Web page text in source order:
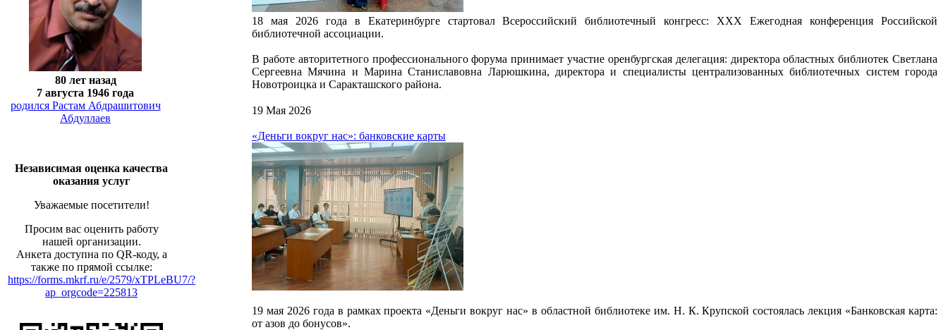
80 лет назад
7 августа 1946 года
родился Растам Абдрашитович
Абдуллаев
Независимая оценка качества
оказания услуг
Уважаемые посетители!
Просим вас оценить работу
нашей организации.
Анкета доступна по QR-коду, а
также по прямой ссылке:
https://forms.mkrf.ru/e/2579/xTPLeBU7/?
ap_orgcode=225813
18 мая 2026 года в Екатеринбурге стартовал Всероссийский библиотечный конгресс: XXX Ежегодная конференция Российской
библиотечной ассоциации.
В работе авторитетного профессионального форума принимает участие оренбургская делегация: директора областных библиотек Светлана
Сергеевна Мячина и Марина Станиславовна Ларюшкина, директора и специалисты централизованных библиотечных систем города
Новотроицка и Саракташского района.
19 Мая 2026
«Деньги вокруг нас»: банковские карты
19 мая 2026 года в рамках проекта «Деньги вокруг нас» в областной библиотеке им. Н. К. Крупской состоялась лекция «Банковская карта:
от азов до бонусов».